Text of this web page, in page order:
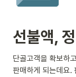
선불액,
단골고객을 확보하
판매하게 되는데요.